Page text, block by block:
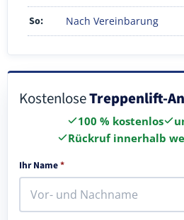
So: Nach Vereinbarung
KostenloseTreppenlift-
100 % kostenlos
Rückruf innerhalb
Ihr Name*